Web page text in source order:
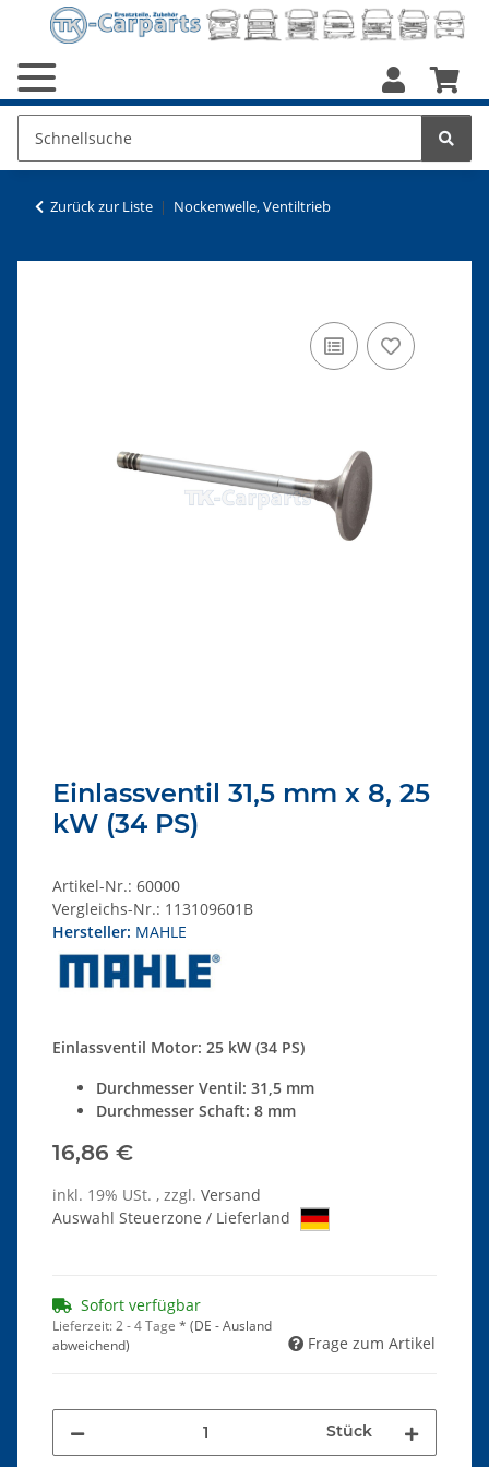
Zurück zur Liste Nockenwelle, Ventiltrieb
Einlassventil 31,5 mm x 8, 25
kW (34 PS)
Artikel-Nr.: 60000
Vergleichs-Nr.: 113109601B
Hersteller: MAHLE
Einlassventil Motor: 25 kW (34 PS)
Durchmesser Ventil: 31,5 mm
Durchmesser Schaft: 8 mm
16,86 €
inkl. 19% USt. , zzgl. Versand
Auswahl Steuerzone / Lieferland
Sofort verfügbar
Lieferzeit:2 - 4 Tage * (DE - Ausland
abweichend)
Frage zum Artikel
Stück